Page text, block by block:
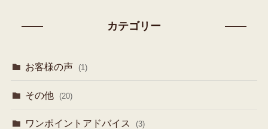
カテゴリー
お客様の声 (1)
その他 (20)
ワンポイントアドバイス (3)